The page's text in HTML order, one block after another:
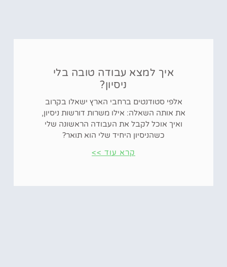
איך למצא עבודה טובה בלי
ניסיון?
אלפי סטודנטים ברחבי הארץ ישאלו בקרוב
את אותה השאלה: אילו משרות דורשות ניסיון,
ואיך אוכל לקבל את העבודה הראשונה שלי
כשהניסיון היחיד שלי הוא תואר?
קרא עוד >>